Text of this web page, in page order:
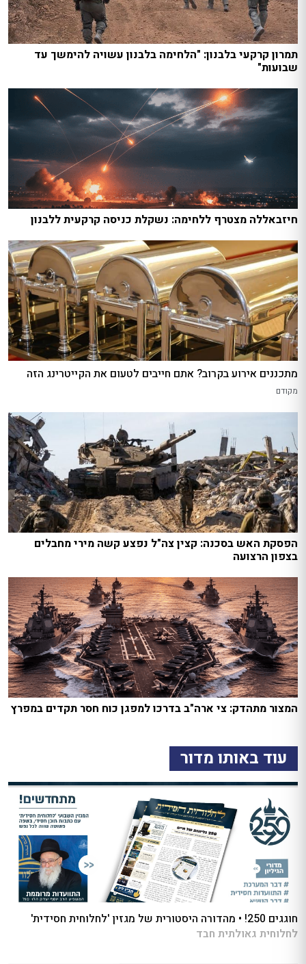
תמרון קרקעי בלבנון: "הלחימה בלבנון עשויה להימשך עד
שבועות"
חיזבאללה מצטרף ללחימה: נשקלת כניסה קרקעית ללבנון
מתכננים אירוע בקרוב? אתם חייבים לטעום את הקייטרינג הזה
מקודם
הפסקת האש בסכנה: קצין צה"ל נפצע קשה מירי מחבלים
בצפון הרצועה
המצור מתהדק: צי ארה"ב בדרכו למפגן כוח חסר תקדים במפרץ
עוד באותו מדור
חוגגים 250! • מהדורה היסטורית של מגזין 'לחלוחית חסידית'
לחלוחית גאולתית חבד